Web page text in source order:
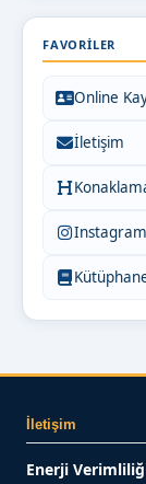
FAVORILER
Online
İletişim
Instagram
İletişim
Enerji